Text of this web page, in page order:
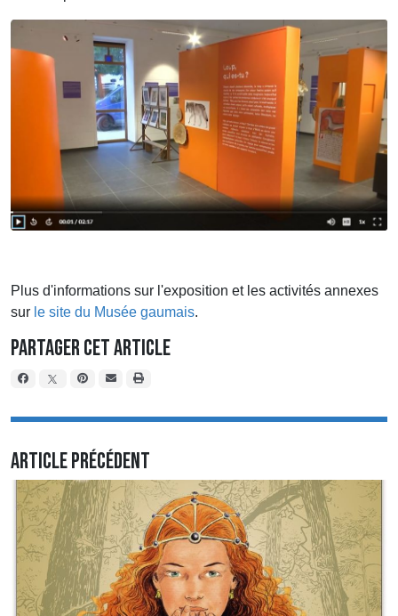
Plus d'informations sur l'exposition et les activités annexes
sur le site du Musée gaumais.
Partager cet article
Article précédent